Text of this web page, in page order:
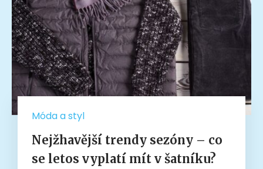
Móda a styl
Nejžhavější trendy sezóny – co
se letos vyplatí mít v šatníku?